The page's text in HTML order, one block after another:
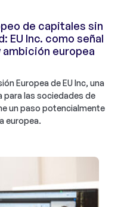
de capitales sin
EU Inc. como señal
europea
Europea de EU Inc, una
para las sociedades de
un paso potencialmente
europea.